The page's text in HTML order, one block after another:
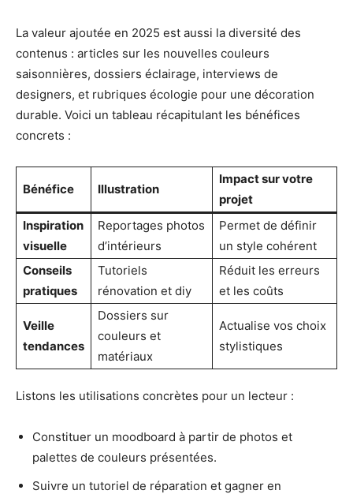
La valeur ajoutée en 2025 est aussi la diversité des
contenus : articles sur les nouvelles couleurs
saisonnières, dossiers éclairage, interviews de
designers, et rubriques écologie pour une décoration
durable. Voici un tableau récapitulant les bénéfices
concrets :
Bénéfice Illustration
Impact sur votre
projet
Inspiration
visuelle
Reportages photos
d’intérieurs
Permet de définir
un style cohérent
Conseils
pratiques
Tutoriels
rénovation et diy
Réduit les erreurs
et les coûts
Veille
tendances
Dossiers sur
couleurs et
matériaux
Actualise vos choix
stylistiques
Listons les utilisations concrètes pour un lecteur :
Constituer un moodboard à partir de photos et
palettes de couleurs présentées.
Suivre un tutoriel de réparation et gagner en